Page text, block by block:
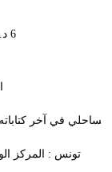
9789973910318 (مسفر) 6 د.ت
في آخر
تونس : المركز